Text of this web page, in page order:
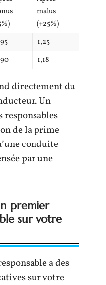
malus
(+25%)
1,25
1,18
directement du
Un
de la prime
conduite
par une
premier
sur votre
a des
sur votre